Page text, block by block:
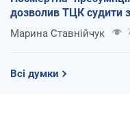
дозволив ТЦК судити
Марина Ставнійчук
Всі думки